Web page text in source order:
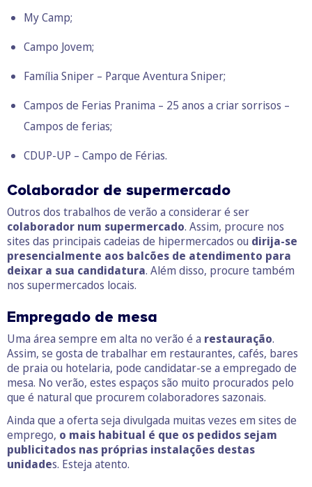
My Camp;
Campo Jovem;
Família Sniper – Parque Aventura Sniper;
Campos de Ferias Pranima – 25 anos a criar sorrisos –
Campos de ferias;
CDUP-UP – Campo de Férias.
Colaborador de supermercado
Outros dos trabalhos de verão a considerar é ser
colaborador num supermercado. Assim, procure nos
sites das principais cadeias de hipermercados ou dirija-se
presencialmente aos balcões de atendimento para
deixar a sua candidatura. Além disso, procure também
nos supermercados locais.
Empregado de mesa
Uma área sempre em alta no verão é a restauração.
Assim, se gosta de trabalhar em restaurantes, cafés, bares
de praia ou hotelaria, pode candidatar-se a empregado de
mesa. No verão, estes espaços são muito procurados pelo
que é natural que procurem colaboradores sazonais.
Ainda que a oferta seja divulgada muitas vezes em sites de
emprego, o mais habitual é que os pedidos sejam
publicitados nas próprias instalações destas
unidades. Esteja atento.